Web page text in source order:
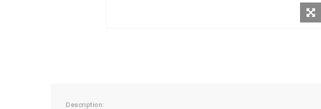
Description: